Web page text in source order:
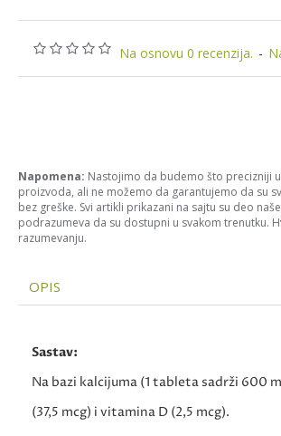
Na osnovu 0 recenzija. -
Napomena: Nastojimo da budemo što precizniji
proizvoda, ali ne možemo da garantujemo da su
bez greške. Svi artikli prikazani na sajtu su deo
podrazumeva da su dostupni u svakom trenutku.
razumevanju.
OPIS
Sastav:
Na bazi kalcijuma (1 tableta sadrži 600
(37,5 mcg) i vitamina D (2,5 mcg).